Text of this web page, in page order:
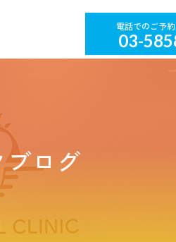
03-
ブログ